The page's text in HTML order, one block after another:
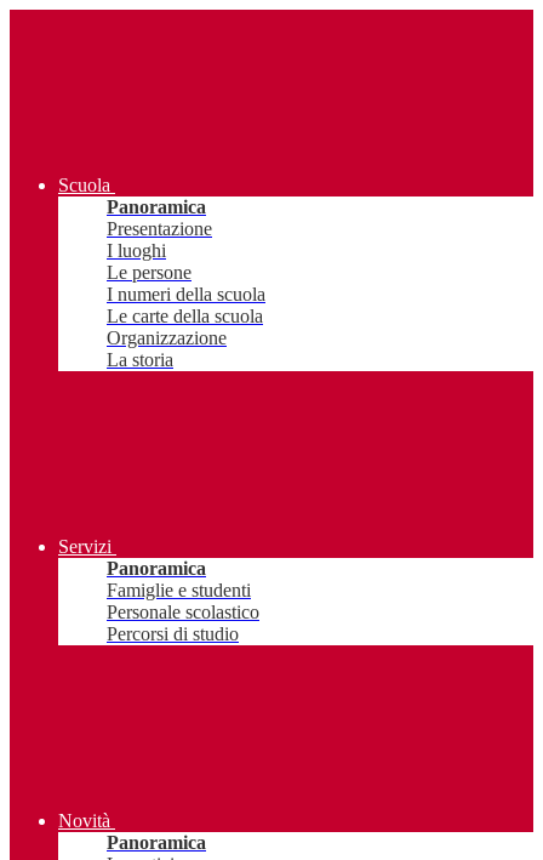
Scuola
Panoramica
Presentazione
I luoghi
Le persone
I numeri della scuola
Le carte della scuola
Organizzazione
La storia
Servizi
Panoramica
Famiglie e studenti
Personale scolastico
Percorsi di studio
Novità
Panoramica